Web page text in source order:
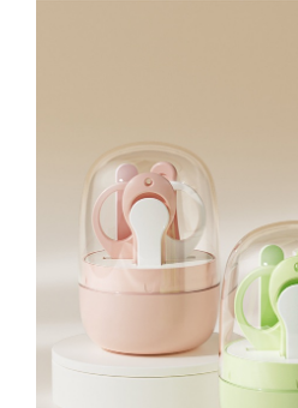
Echipamente pentru animale
Aparate de tuns animale
Piese si accesorii aparate de tuns
Tarcuri animale
Masini batut stalpi si accesorii